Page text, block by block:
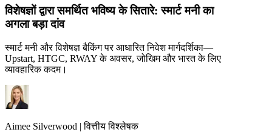
विशेषज्ञों द्वारा समर्थित भविष्य के सितारे: स्मार्ट मनी का
अगला बड़ा दांव
स्मार्ट मनी और विशेषज्ञ बैकिंग पर आधारित निवेश मार्गदर्शिका—
Upstart, HTGC, RWAY के अवसर, जोखिम और भारत के लिए
व्यावहारिक कदम।
Aimee Silverwood |वित्तीय विश्लेषक